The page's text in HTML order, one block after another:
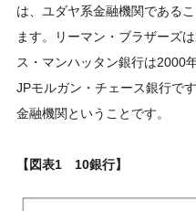
は、ユダヤ系金融機関である
ます。リーマン・ブラザーズ
ス・マンハッタン銀行は2000
JPモルガン・チェース銀行で
金融機関ということです。
【図表1 10銀行】